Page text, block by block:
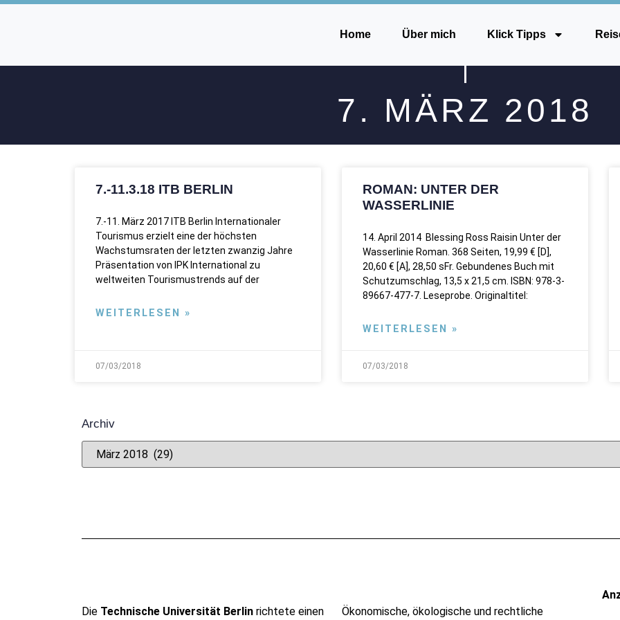
Home Über mich Klick Tipps
7. MÄRZ 2018
7.-11.3.18 ITB BERLIN
7.-11. März 2017 ITB Berlin Internationaler
Tourismus erzielt eine der höchsten
Wachstumsraten der letzten zwanzig Jahre
Präsentation von IPK International zu
weltweiten Tourismustrends auf der
WEITERLESEN »
07/03/2018
ROMAN: UNTER DER
WASSERLINIE
14. April 2014 Blessing Ross Raisin Unter der
Wasserlinie Roman. 368 Seiten, 19,99 € [D],
20,60 € [A], 28,50 sFr. Gebundenes Buch mit
Schutzumschlag, 13,5 x 21,5 cm. ISBN: 978-3-
89667-477-7. Leseprobe. Originaltitel:
WEITERLESEN »
07/03/2018
Archiv
Die Technische Universität Berlinrichtete einen Ökonomische, ökologische und rechtliche